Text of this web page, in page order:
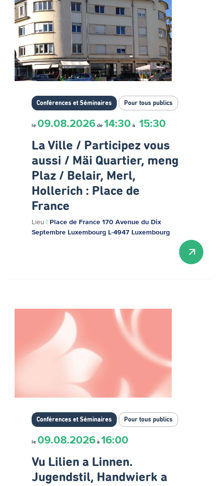
Conférences et Séminaires Pour tous publics
le 09.08.2026 de 14:30 à 15:30
La Ville / Participez vous
aussi / Mäi Quartier, meng
Plaz / Belair, Merl,
Hollerich : Place de
France
Lieu | Place de France 170 Avenue du Dix
Septembre Luxembourg L-4947 Luxembourg
Conférences et Séminaires Pour tous publics
le 09.08.2026 à 16:00
Vu Lilien a Linnen.
Jugendstil, Handwierk a